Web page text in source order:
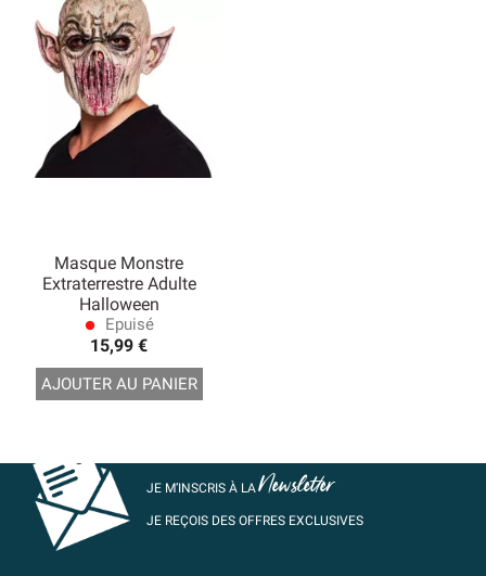
Masque Monstre
Extraterrestre Adulte
Halloween
lens Epuisé
15,99 €
AJOUTER AU PANIER
JE M’INSCRIS À LANewsletter
JE REÇOIS DES OFFRES EXCLUSIVES